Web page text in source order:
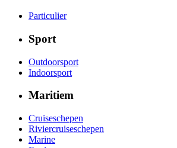
Particulier
Sport
Outdoorsport
Indoorsport
Maritiem
Cruiseschepen
Riviercruiseschepen
Marine